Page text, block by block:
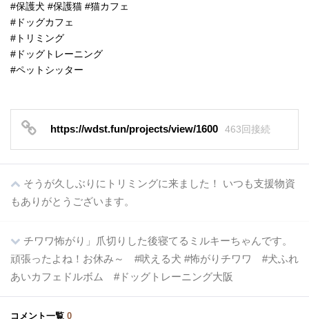
#保護犬 #保護猫 #猫カフェ
#ドッグカフェ
#トリミング
#ドッグトレーニング
#ペットシッター
https://wdst.fun/projects/view/1600 463回接続
そうが久しぶりにトリミングに来ました！ いつも支援物資
もありがとうございます。
チワワ怖がり」爪切りした後寝てるミルキーちゃんです。
頑張ったよね！お休み～ #吠える犬 #怖がりチワワ #犬ふれ
あいカフェドルボム #ドッグトレーニング大阪
コメント一覧 0